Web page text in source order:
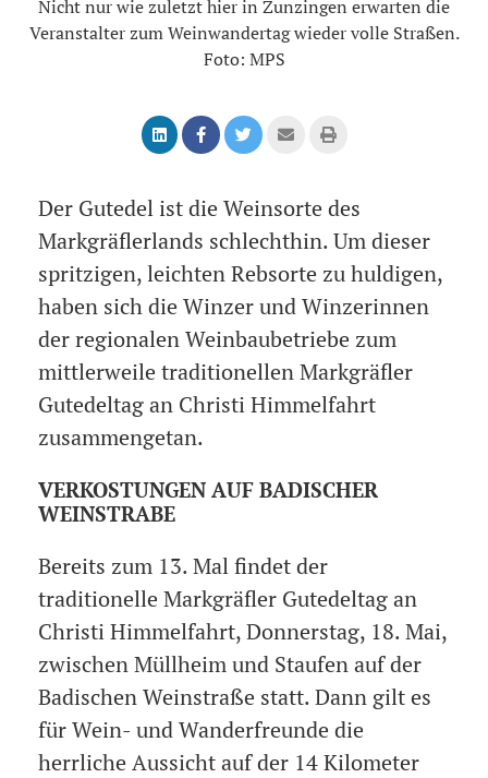
Nicht nur wie zuletzt hier in Zunzingen erwarten die
Veranstalter zum Weinwandertag wieder volle Straßen.
Foto: MPS
Der Gutedel ist die Weinsorte des
Markgräflerlands schlechthin. Um dieser
spritzigen, leichten Rebsorte zu huldigen,
haben sich die Winzer und Winzerinnen
der regionalen Weinbaubetriebe zum
mittlerweile traditionellen Markgräfler
Gutedeltag an Christi Himmelfahrt
zusammengetan.
VERKOSTUNGEN AUF BADISCHER
WEINSTRABE
Bereits zum 13. Mal findet der
traditionelle Markgräfler Gutedeltag an
Christi Himmelfahrt, Donnerstag, 18. Mai,
zwischen Müllheim und Staufen auf der
Badischen Weinstraße statt. Dann gilt es
für Wein- und Wanderfreunde die
herrliche Aussicht auf der 14 Kilometer